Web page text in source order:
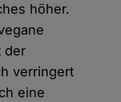
höher.
der
verringert
eine